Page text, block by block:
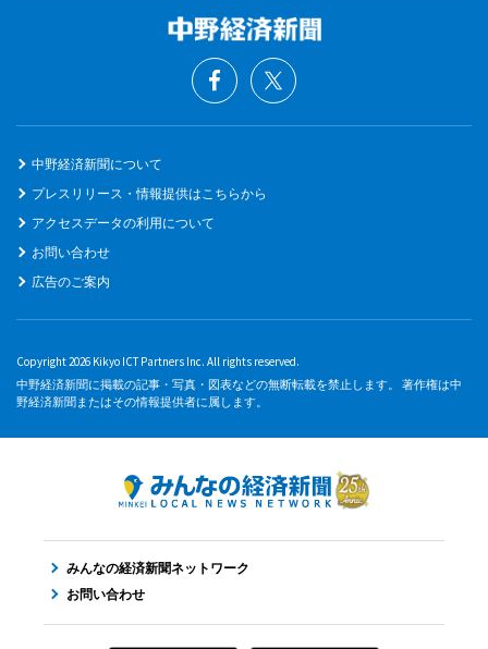
中野経済新聞について
プレスリリース・情報提供はこちらから
アクセスデータの利用について
お問い合わせ
広告のご案内
Copyright 2026 Kikyo ICT Partners Inc. All rights reserved.
中野経済新聞に掲載の記事・写真・図表などの無断転載を禁止します。 著作権は中
野経済新聞またはその情報提供者に属します。
みんなの経済新聞ネットワーク
お問い合わせ